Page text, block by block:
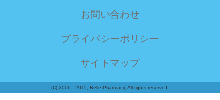
お問い合わせ
プライバシーポリシー
サイトマップ
(C) 2006 - 2015, Belle Pharmacy, All rights reserved.